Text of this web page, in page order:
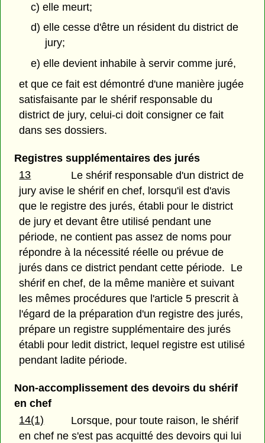
c) elle meurt;
d) elle cesse d'être un résident du district de
jury;
e) elle devient inhabile à servir comme juré,
et que ce fait est démontré d'une manière jugée
satisfaisante par le shérif responsable du
district de jury, celui-ci doit consigner ce fait
dans ses dossiers.
Registres supplémentaires des jurés
13
Le shérif responsable d'un district de
jury avise le shérif en chef, lorsqu'il est d'avis
que le registre des jurés, établi pour le district
de jury et devant être utilisé pendant une
période, ne contient pas assez de noms pour
répondre à la nécessité réelle ou prévue de
jurés dans ce district pendant cette période. Le
shérif en chef, de la même manière et suivant
les mêmes procédures que l'article 5 prescrit à
l'égard de la préparation d'un registre des jurés,
prépare un registre supplémentaire des jurés
établi pour ledit district, lequel registre est utilisé
pendant ladite période.
Non-accomplissement des devoirs du shérif
en chef
14(1)
Lorsque, pour toute raison, le shérif
en chef ne s'est pas acquitté des devoirs qui lui